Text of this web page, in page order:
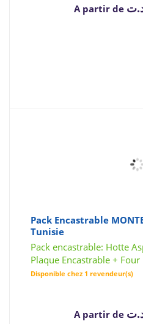
A partir de
Pack Encastrable
Tunisie
Pack encastrable: Hotte
Plaque Encastrable + Four
Disponible chez 1 revendeur(s)
A partir de